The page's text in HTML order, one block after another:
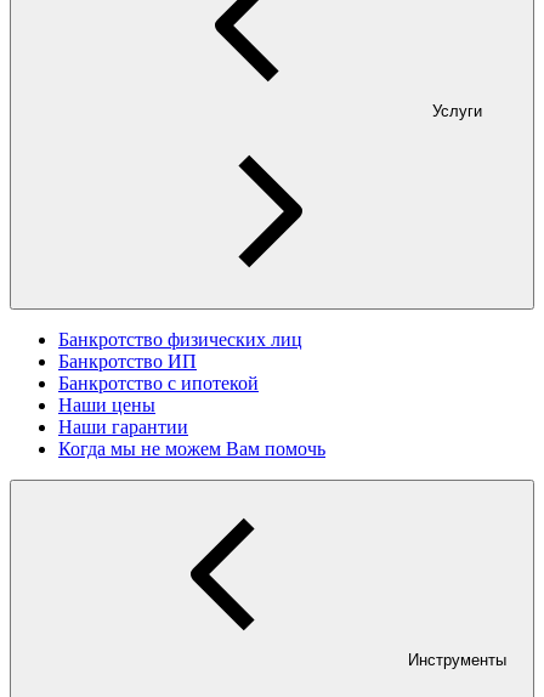
Услуги
Банкротство физических лиц
Банкротство ИП
Банкротство с ипотекой
Наши цены
Наши гарантии
Когда мы не можем Вам помочь
Инструменты